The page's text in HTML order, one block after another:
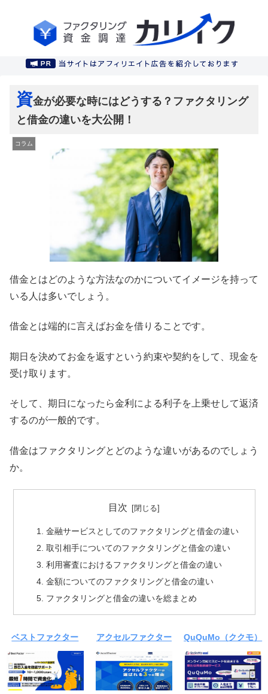
資金が必要な時にはどうする？ファクタリング
と借金の違いを大公開！
コラム
借金とはどのような方法なのかについてイメージを持って
いる人は多いでしょう。
借金とは端的に言えばお金を借りることです。
期日を決めてお金を返すという約束や契約をして、現金を
受け取ります。
そして、期日になったら金利による利子を上乗せして返済
するのが一般的です。
借金はファクタリングとどのような違いがあるのでしょう
か。
目次
金融サービスとしてのファクタリングと借金の違い
取引相手についてのファクタリングと借金の違い
利用審査におけるファクタリングと借金の違い
金額についてのファクタリングと借金の違い
ファクタリングと借金の違いを総まとめ
ベストファクター アクセルファクター QuQuMo（ククモ）